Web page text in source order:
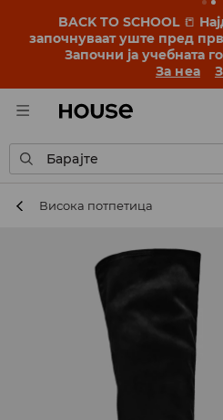
BACK TO SCHOOL 📒
започнуваат уште пред
Започни ја учебната
За неа
Барајте
Висока потпетица